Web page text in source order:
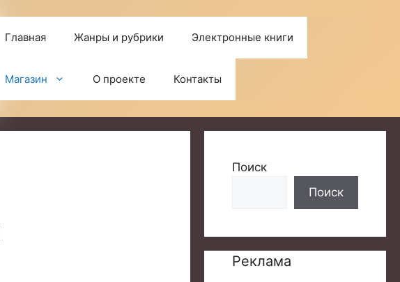
Главная Жанры и рубрики Электронные книги
Магазин О проекте Контакты
Поиск
Поиск
Реклама